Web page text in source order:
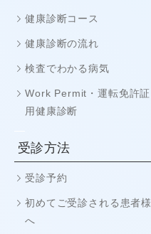
健康診断コース
健康診断の流れ
検査でわかる病気
Work Permit・運転免許証
用健康診断
受診方法
受診予約
初めてご受診される患者様
へ